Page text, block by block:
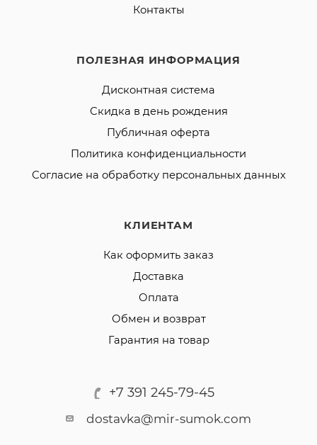
Контакты
ПОЛЕЗНАЯ ИНФОРМАЦИЯ
Дисконтная система
Скидка в день рождения
Публичная оферта
Политика конфиденциальности
Согласие на обработку персональных данных
КЛИЕНТАМ
Как оформить заказ
Доставка
Оплата
Обмен и возврат
Гарантия на товар
+7 391 245-79-45
dostavka@mir-sumok.com